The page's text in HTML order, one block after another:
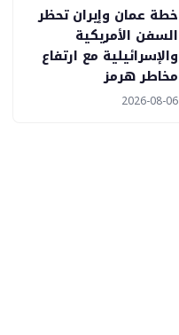
خطة عمان وإيران تحظر
السفن الأمريكية
والإسرائيلية مع ارتفاع
مخاطر هرمز
2026-08-06